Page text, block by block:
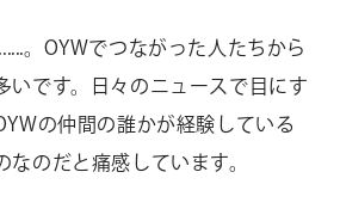
。OYWでつながった人たちから
いです。日々のニュースで目にす
の仲間の誰かが経験している
なのだと痛感しています。